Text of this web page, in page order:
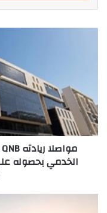
إنجازًا
جديدًا
في
التميز
الخدمي
بحصوله